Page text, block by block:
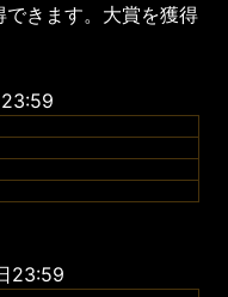
きます。大賞を獲得
23:59